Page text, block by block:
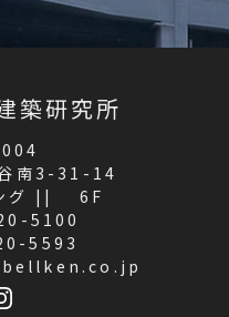
築研究所
南3-31-14
ング || 6F
5100
5593